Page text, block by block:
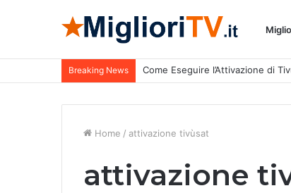
Breaking News Come Eseguire l’Attivazione di
Home / attivazione tivùsat
attivazione